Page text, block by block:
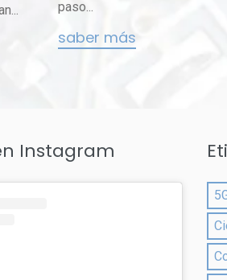
paso...
saber más
Instagram